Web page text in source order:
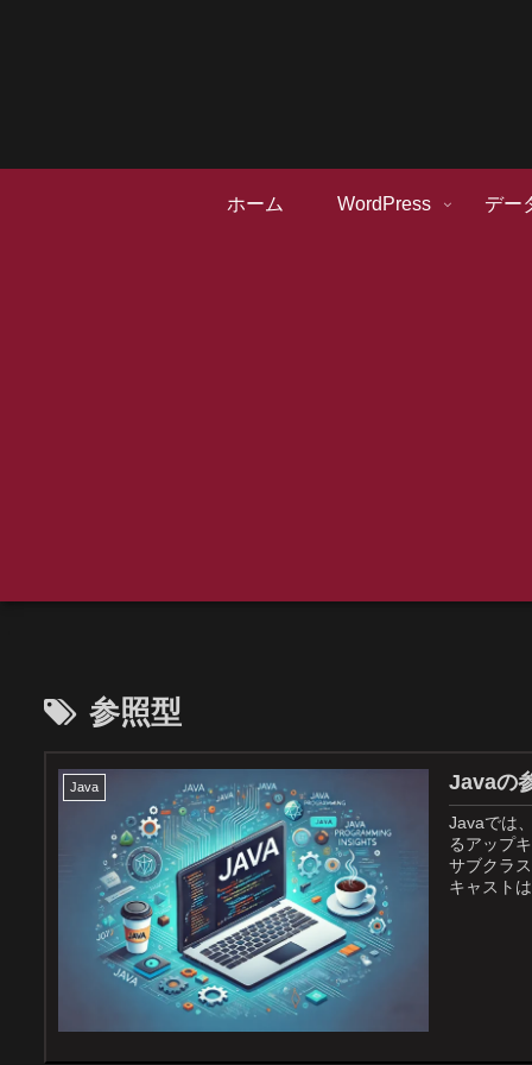
ホーム WordPress デー
参照型
Java Javaの
Javaでは
るアップ
サブクラ
キャスト